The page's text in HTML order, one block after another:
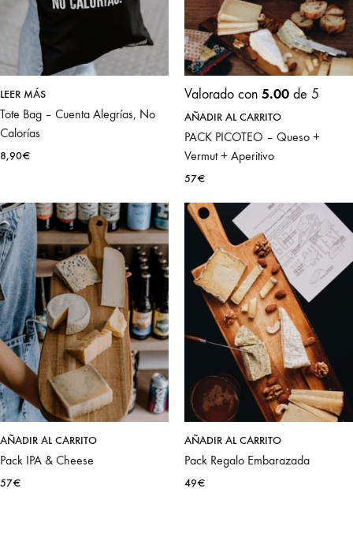
LEER MÁS
Tote Bag – Cuenta Alegrías, No
Calorías
8,90€
Valorado con 5.00 de 5
AÑADIR AL CARRITO
PACK PICOTEO – Queso +
Vermut + Aperitivo
57€
AÑADIR AL CARRITO
Pack IPA & Cheese
57€
AÑADIR AL CARRITO
Pack Regalo Embarazada
49€